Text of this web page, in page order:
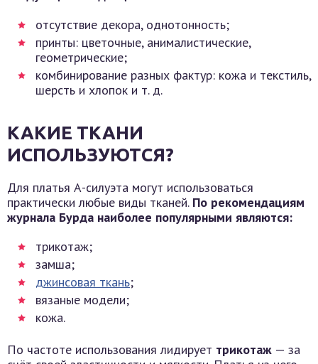
отсутствие декора, однотонность;
принты: цветочные, анималистические,
геометрические;
комбинирование разных фактур: кожа и текстиль,
шерсть и хлопок и т. д.
КАКИЕ ТКАНИ
ИСПОЛЬЗУЮТСЯ?
Для платья А-силуэта могут использоваться
практически любые виды тканей. По рекомендациям
журнала Бурда наиболее популярными являются:
трикотаж;
замша;
джинсовая ткань;
вязаные модели;
кожа.
По частоте использования лидирует трикотаж — за